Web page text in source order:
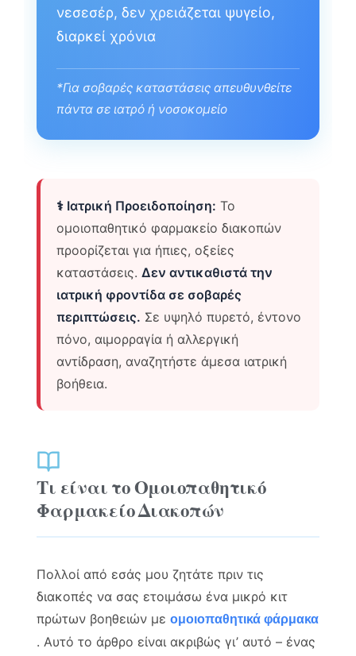
νεσεσέρ, δεν χρειάζεται ψυγείο,
διαρκεί χρόνια
*Για σοβαρές καταστάσεις απευθυνθείτε
πάντα σε ιατρό ή νοσοκομείο
⚕️ Ιατρική Προειδοποίηση: Το
ομοιοπαθητικό φαρμακείο διακοπών
προορίζεται για ήπιες, οξείες
καταστάσεις. Δεν αντικαθιστά την
ιατρική φροντίδα σε σοβαρές
περιπτώσεις. Σε υψηλό πυρετό, έντονο
πόνο, αιμορραγία ή αλλεργική
αντίδραση, αναζητήστε άμεσα ιατρική
βοήθεια.
Τι είναι το Ομοιοπαθητικό
Φαρμακείο Διακοπών
Πολλοί από εσάς μου ζητάτε πριν τις
διακοπές να σας ετοιμάσω ένα μικρό κιτ
πρώτων βοηθειών μεομοιοπαθητικά φάρμακα
. Αυτό το άρθρο είναι ακριβώς γι’ αυτό – ένας